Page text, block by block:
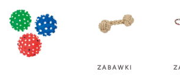
ZABAWKI